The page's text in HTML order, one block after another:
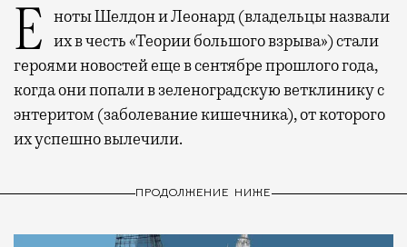
Еноты Шелдон и Леонард (владельцы назвали их в честь «Теории большого взрыва») стали
героями новостей еще в сентябре прошлого года,
когда они попали в зеленоградскую ветклинику с
энтеритом (заболевание кишечника), от которого
их успешно вылечили.
ПРОДОЛЖЕНИЕ НИЖЕ